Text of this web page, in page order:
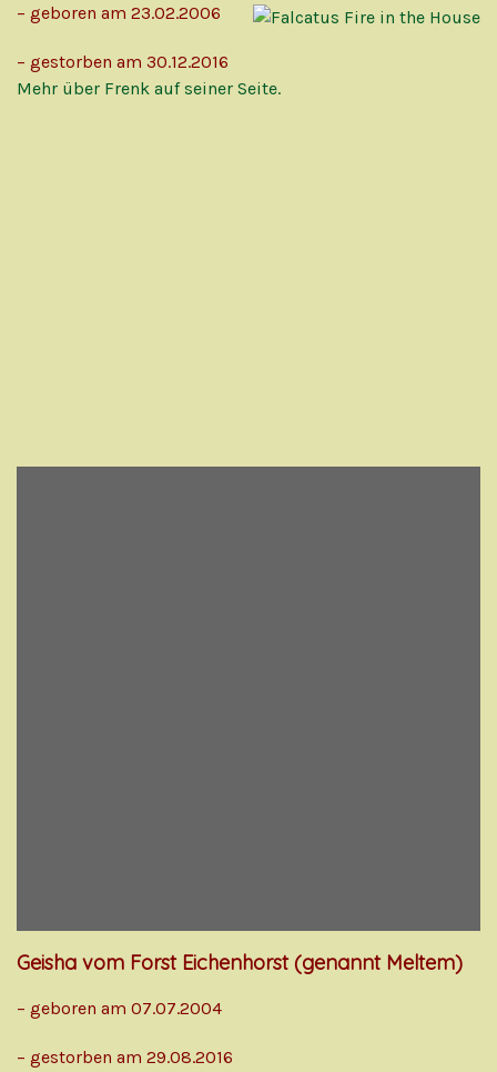
– geboren am 23.02.2006
– gestorben am 30.12.2016
Mehr über Frenk auf seiner Seite.
Geisha vom Forst Eichenhorst (genannt Meltem)
– geboren am 07.07.2004
– gestorben am 29.08.2016